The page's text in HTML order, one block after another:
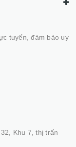
tuyến, đảm bảo uy
Khu 7, thị trấn